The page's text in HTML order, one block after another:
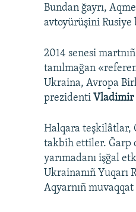
Bundan ğayrı,
avtoyürüşini Rusiye
2014 senesi
tanılmağan
Ukraina, Avropa
prezidenti
Halqara teşkilâtlar,
takbih ettiler. Ğarp
yarımadanı işğal
Ukrainanıñ Yuqarı
Aqyarnıñ